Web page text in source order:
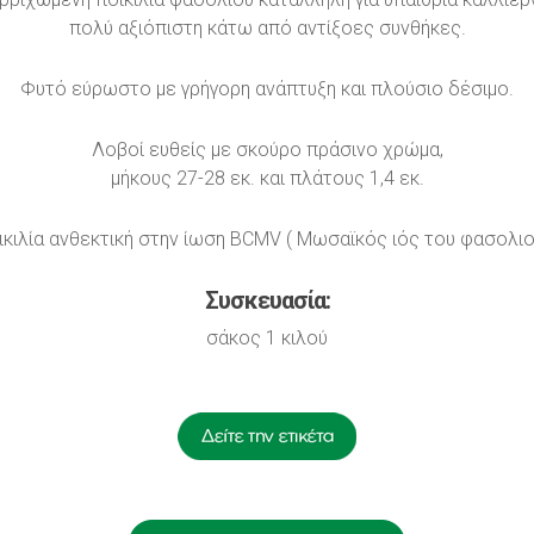
πολύ αξιόπιστη κάτω από αντίξοες συνθήκες.
Φυτό εύρωστο με γρήγορη ανάπτυξη και πλούσιο δέσιμο.
Λοβοί ευθείς με σκούρο πράσινο χρώμα,
μήκους 27-28 εκ. και πλάτους 1,4 εκ.
ανθεκτική στην ίωση BCMV ( Μωσαϊκός ιός του
Συσκευασία:
σάκος 1 κιλού